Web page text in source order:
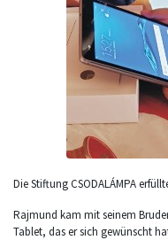
Die Stiftung CSODALÁMPA
Rajmund kam mit seinem
Tablet, das er sich gewünscht